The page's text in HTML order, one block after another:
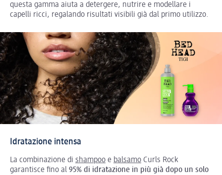
questa gamma aiuta a detergere, nutrire e modellare i
capelli ricci, regalando risultati visibili già dal primo utilizzo.
Idratazione intensa
La combinazione di shampoo e balsamo Curls Rock
garantisce fino al 95% di idratazione in più già dopo un solo